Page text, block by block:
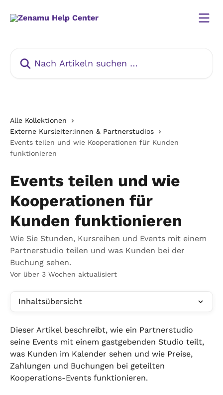
Alle Kollektionen
Externe Kursleiter:innen & Partnerstudios
Events teilen und wie Kooperationen für Kunden
funktionieren
Events teilen und wie
Kooperationen für
Kunden funktionieren
Wie Sie Stunden, Kursreihen und Events mit einem
Partnerstudio teilen und was Kunden bei der
Buchung sehen.
Vor über 3 Wochen aktualisiert
Inhaltsübersicht
Dieser Artikel beschreibt, wie ein Partnerstudio
seine Events mit einem gastgebenden Studio teilt,
was Kunden im Kalender sehen und wie Preise,
Zahlungen und Buchungen bei geteilten
Kooperations-Events funktionieren.